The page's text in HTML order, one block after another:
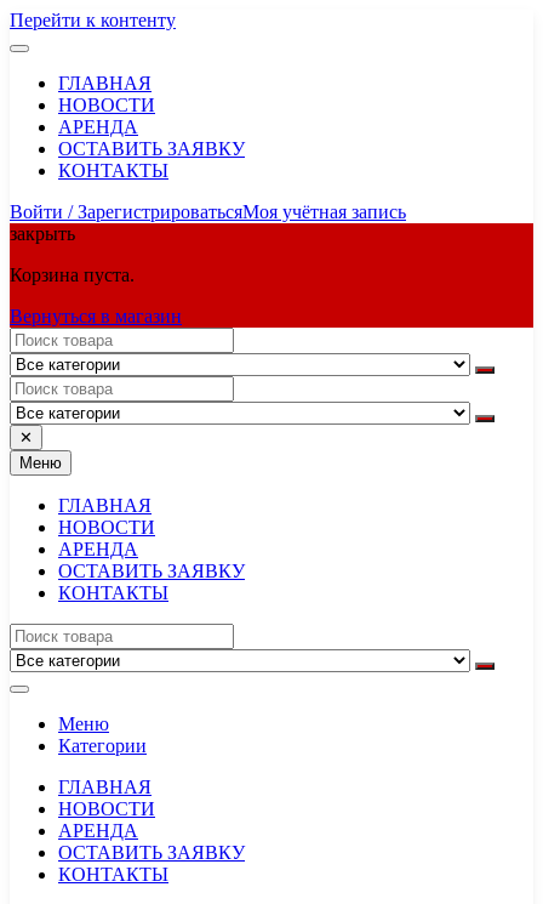
Перейти к контенту
ГЛАВНАЯ
НОВОСТИ
АРЕНДА
ОСТАВИТЬ ЗАЯВКУ
КОНТАКТЫ
Войти / ЗарегистрироватьсяМоя учётная запись
закрыть
Корзина пуста.
Вернуться в магазин
✕
Меню
ГЛАВНАЯ
НОВОСТИ
АРЕНДА
ОСТАВИТЬ ЗАЯВКУ
КОНТАКТЫ
Меню
Категории
ГЛАВНАЯ
НОВОСТИ
АРЕНДА
ОСТАВИТЬ ЗАЯВКУ
КОНТАКТЫ